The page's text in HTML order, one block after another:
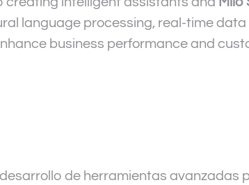
language processing, real-time
business performance and
de herramientas avanzadas